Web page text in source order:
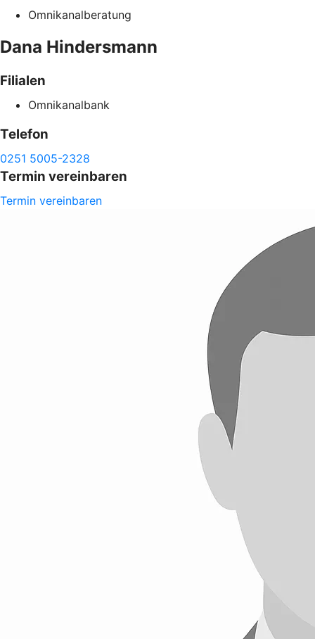
Omnikanalberatung
Dana Hindersmann
Filialen
Omnikanalbank
Telefon
0251 5005-2328
Termin vereinbaren
Termin vereinbaren